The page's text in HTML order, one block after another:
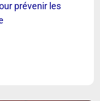
prévenir les